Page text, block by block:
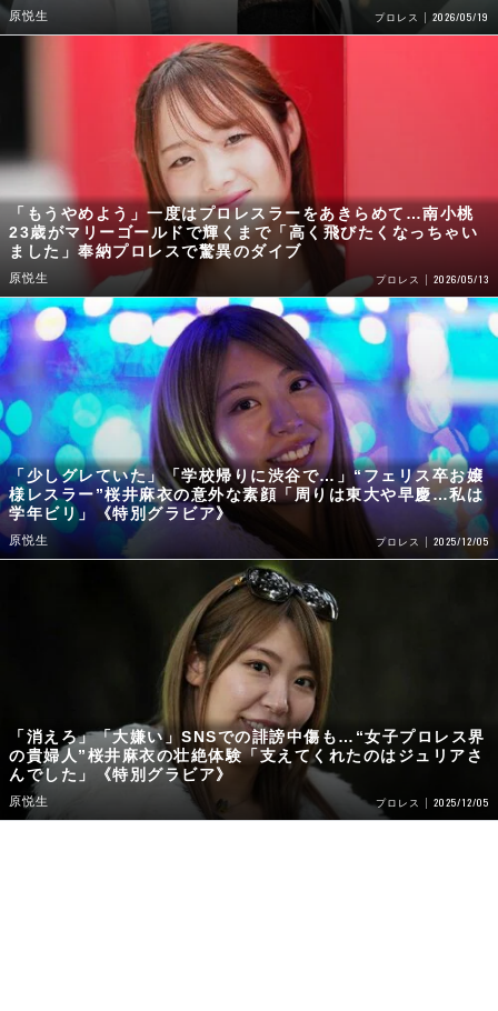
原悦生 プロレス 2026/05/19
「もうやめよう」一度はプロレスラーをあきらめて…南小桃
23歳がマリーゴールドで輝くまで「高く飛びたくなっちゃい
ました」奉納プロレスで驚異のダイブ
原悦生 プロレス 2026/05/13
「少しグレていた」「学校帰りに渋谷で…」“フェリス卒お嬢
様レスラー”桜井麻衣の意外な素顔「周りは東大や早慶…私は
学年ビリ」《特別グラビア》
原悦生 プロレス 2025/12/05
「消えろ」「大嫌い」SNSでの誹謗中傷も…“女子プロレス界
の貴婦人”桜井麻衣の壮絶体験「支えてくれたのはジュリアさ
んでした」《特別グラビア》
原悦生 プロレス 2025/12/05